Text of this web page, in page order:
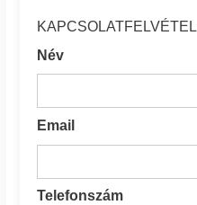
KAPCSOLATFELVÉTEL
Név
Email
Telefonszám